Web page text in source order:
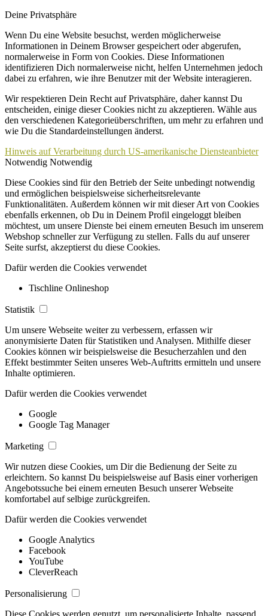
Deine Privatsphäre
Wenn Du eine Website besuchst, werden möglicherweise
Informationen in Deinem Browser gespeichert oder abgerufen,
normalerweise in Form von Cookies. Diese Informationen
identifizieren Dich normalerweise nicht, helfen Unternehmen jedoch
dabei zu erfahren, wie ihre Benutzer mit der Website interagieren.
Wir respektieren Dein Recht auf Privatsphäre, daher kannst Du
entscheiden, einige dieser Cookies nicht zu akzeptieren. Wähle aus
den verschiedenen Kategorieüberschriften, um mehr zu erfahren und
wie Du die Standardeinstellungen änderst.
Hinweis auf Verarbeitung durch US-amerikanische Diensteanbieter
Notwendig Notwendig
Diese Cookies sind für den Betrieb der Seite unbedingt notwendig
und ermöglichen beispielsweise sicherheitsrelevante
Funktionalitäten. Außerdem können wir mit dieser Art von Cookies
ebenfalls erkennen, ob Du in Deinem Profil eingeloggt bleiben
möchtest, um unsere Dienste bei einem erneuten Besuch im unserem
Webshop schneller zur Verfügung zu stellen. Falls du auf unserer
Seite surfst, akzeptierst du diese Cookies.
Dafür werden die Cookies verwendet
Tischline Onlineshop
Statistik
Um unsere Webseite weiter zu verbessern, erfassen wir
anonymisierte Daten für Statistiken und Analysen. Mithilfe dieser
Cookies können wir beispielsweise die Besucherzahlen und den
Effekt bestimmter Seiten unseres Web-Auftritts ermitteln und unsere
Inhalte optimieren.
Dafür werden die Cookies verwendet
Google
Google Tag Manager
Marketing
Wir nutzen diese Cookies, um Dir die Bedienung der Seite zu
erleichtern. So kannst Du beispielsweise auf Basis einer vorherigen
Angebotssuche bei einem erneuten Besuch unserer Webseite
komfortabel auf selbige zurückgreifen.
Dafür werden die Cookies verwendet
Google Analytics
Facebook
YouTube
CleverReach
Personalisierung
Diese Cookies werden genutzt, um personalisierte Inhalte, passend